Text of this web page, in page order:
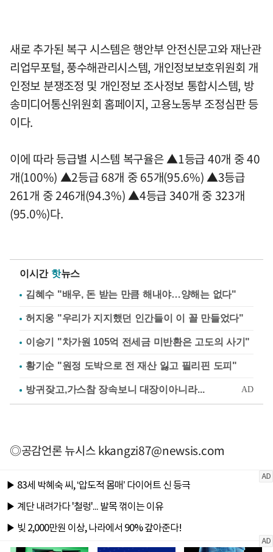
새로 추가된 복구 시스템은 행안부 안전신문고와 재난관
리업무포털, 풍수해관리시스템, 개인정보보호위원회 개
인정보 분쟁조정 및 개인정보 조사정보 통합시스템, 방
송미디어통신위원회 홈페이지, 고용노동부 조정심판 등
이다.
이에 따라 등급별 시스템 복구율은 ▲1등급 40개 중 40
개(100%) ▲2등급 68개 중 65개(95.6%) ▲3등급
261개 중 246개(94.3%) ▲4등급 340개 중 323개
(95.0%)다.
이시간 핫뉴스
김혜수 "배우, 돈 받는 만큼 해내야…양해는 없다"
허지웅 "우리가 지지했던 인간들이 이 꼴 만들었다"
이승기 "차가원 105억 전세금 미반환은 고도의 사기"
황기순 "원정 도박으로 전 재산 잃고 필리핀 도피"
◎공감언론 뉴시스kkangzi87@newsis.com